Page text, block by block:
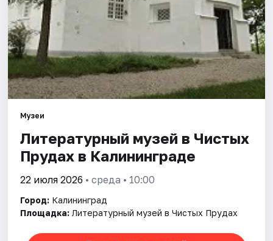
Музеи
Литературный музей в Чистых
Прудах в Калининграде
22 июля 2026 • среда • 10:00
Город: Калининград
Площадка: Литературный музей в Чистых Прудах